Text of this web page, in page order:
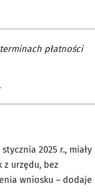
płatności
2025 r., miały
urzędu, bez
wniosku – dodaje